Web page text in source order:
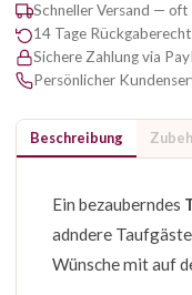
Schneller Versand —
14 Tage Rückgaberecht
Sichere Zahlung via
Persönlicher
Beschreibung
Ein bezauberndes
adndere
Wünsche mit auf